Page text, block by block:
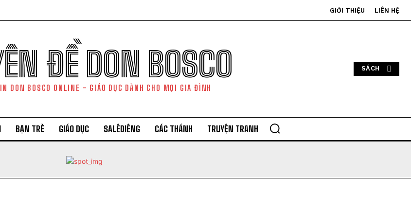
GIỚI THIỆU LIÊN HỆ
ĐỀ DON BOSCO
DON BOSCO ONLINE - GIÁO DỤC DÀNH CHO MỌI GIA ĐÌNH
SÁCH
BẠN TRẺ GIÁO DỤC SALÊDIÊNG CÁC THÁNH TRUYỆN TRANH